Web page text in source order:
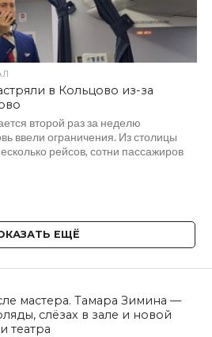
в Кольцово из-за
второй раз за неделю
ввели ограничения. Из столицы
рейсов, сотни пассажиров
ЕЩЁ
мастера. Тамара Зимина —
слёзах в зале и новой
театра